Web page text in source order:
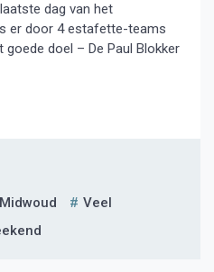
dag van het
er door 4 estafette-teams
doel – De Paul Blokker
Midwoud
Veel